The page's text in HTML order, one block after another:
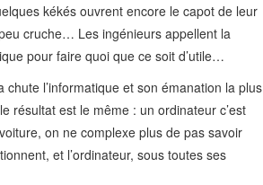
kékés ouvrent encore le capot de leur
cruche… Les ingénieurs appellent la
pour faire quoi que ce soit d’utile…
l’informatique et son émanation la plus
résultat est le même : un ordinateur c’est
on ne complexe plus de pas savoir
et l’ordinateur, sous toutes ses